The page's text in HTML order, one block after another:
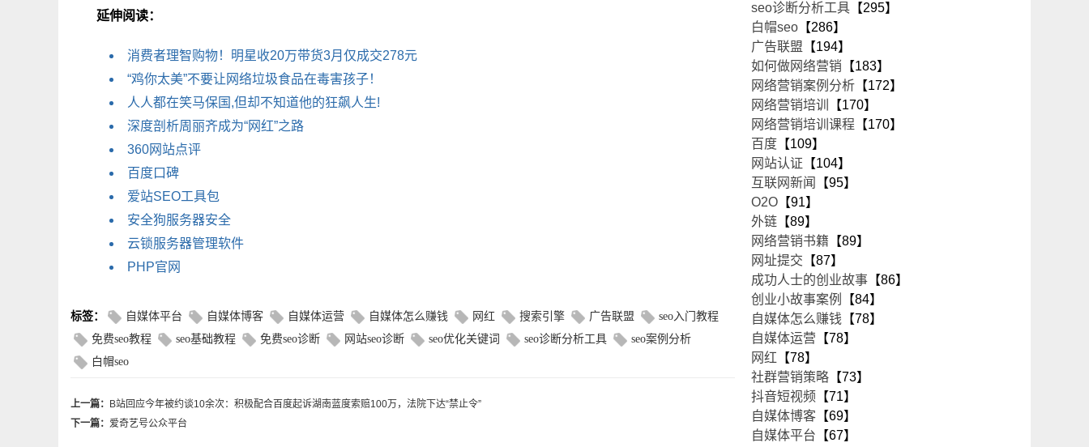
延伸阅读：
消费者理智购物！明星收20万带货3月仅成交278元
“鸡你太美”不要让网络垃圾食品在毒害孩子！
人人都在笑马保国,但却不知道他的狂飙人生!
深度剖析周丽齐成为“网红”之路
360网站点评
百度口碑
爱站SEO工具包
安全狗服务器安全
云锁服务器管理软件
PHP官网
标签： 自媒体平台 自媒体博客 自媒体运营 自媒体怎么赚钱 网红 搜索引擎 广告联盟
seo入门教程
免费seo教程
seo基础教程 免费seo诊断 网站seo诊断 seo优化关键词 seo诊断分析工具
seo案例分析
白帽seo
上一篇：
B站回应今​年被约谈10余次：积极配合百度起诉湖南蓝度索赔100万，法院下达“禁止令”
下一篇： 爱奇艺号公众平台
seo诊断分析工具 【295】
白帽seo 【286】
广告联盟 【194】
如何做网络营销 【183】
网络营销案例分析 【172】
网络营销培训
【170】
网络营销培训课程 【170】
百度 【109】
网站认证 【104】
互联网新闻
【95】
O2O 【91】
外链 【89】
网络营销书籍 【89】
网址提交 【87】
成功人士的创业故事 【86】
创业小故事案例
【84】
自媒体怎么赚钱 【78】
自媒体运营 【78】
网红 【78】
社群营销策略 【73】
抖音短视频 【71】
自媒体博客 【69】
自媒体平台 【67】